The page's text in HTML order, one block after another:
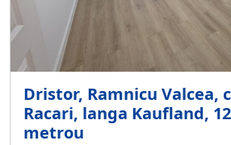
Dristor, Ramnicu Valcea,
Racari, langa Kaufland,
metrou